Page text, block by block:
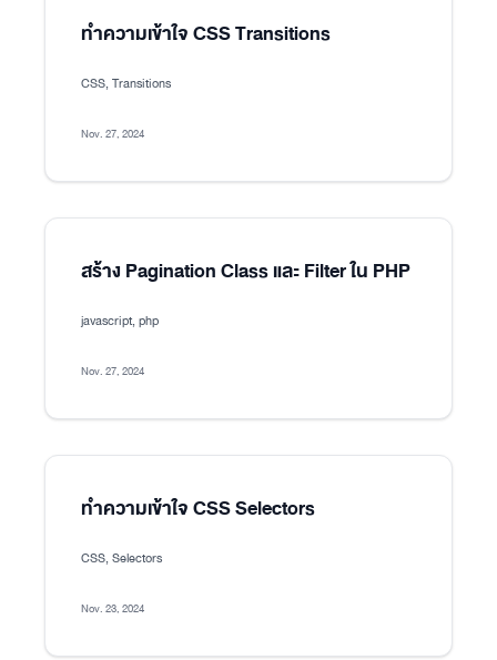
ทำความเข้าใจ CSS Transitions
CSS, Transitions
Nov. 27, 2024
สร้าง Pagination Class และ Filter ใน PHP
javascript, php
Nov. 27, 2024
ทำความเข้าใจ CSS Selectors
CSS, Selectors
Nov. 23, 2024